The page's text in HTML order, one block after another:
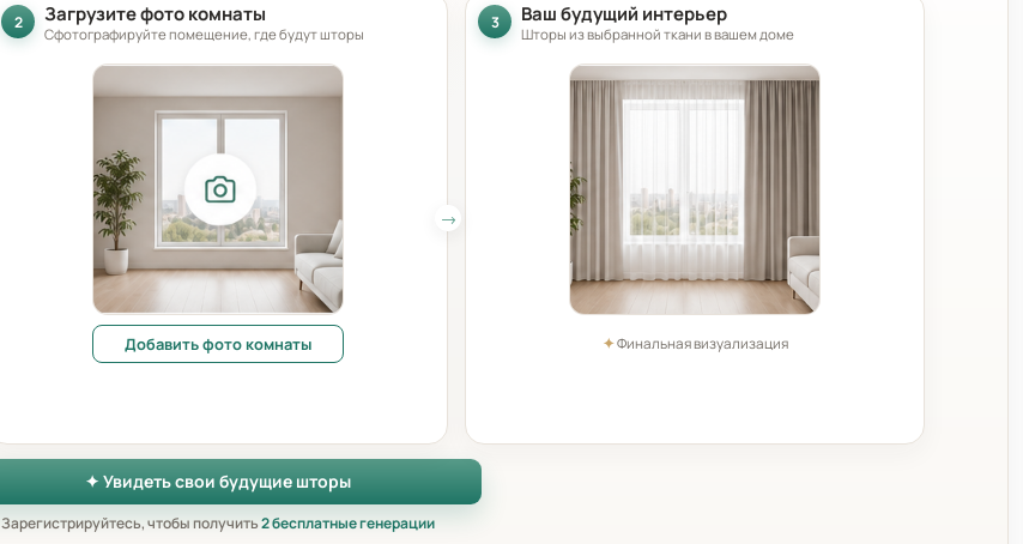
2 Загрузите фото комнаты
Сфотографируйте помещение, где будут шторы
Добавить фото комнаты
3 Ваш будущий интерьер
Шторы из выбранной ткани в вашем доме
✦Финальная визуализация
✦ Увидеть свои будущие шторы
Зарегистрируйтесь, чтобы получить2 бесплатные генерации